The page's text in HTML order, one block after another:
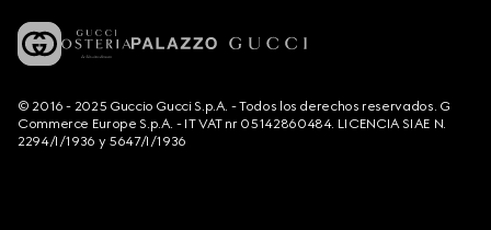
© 2016 - 2025 Guccio Gucci S.p.A. - Todos los derechos reservados. G
Commerce Europe S.p.A. - IT VAT nr 05142860484. LICENCIA SIAE N.
2294/I/1936 y 5647/I/1936